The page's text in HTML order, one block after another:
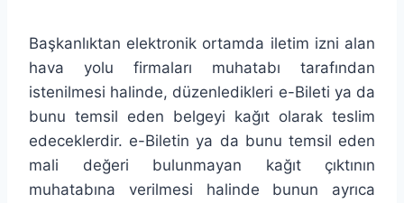
Başkanlıktan elektronik ortamda iletim izni alan
hava yolu firmaları muhatabı tarafından
istenilmesi halinde, düzenledikleri e-Bileti ya da
bunu temsil eden belgeyi kağıt olarak teslim
edeceklerdir. e-Biletin ya da bunu temsil eden
mali değeri bulunmayan kağıt çıktının
muhatabına verilmesi halinde bunun ayrıca